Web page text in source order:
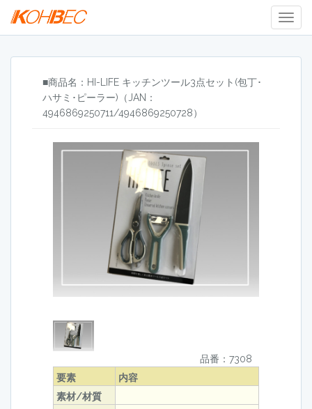
■商品名：HI-LIFE キッチンツール3点セット(包丁･
ハサミ･ピーラー)（JAN：
4946869250711/4946869250728）
品番：7308
要素
内容
素材/材質